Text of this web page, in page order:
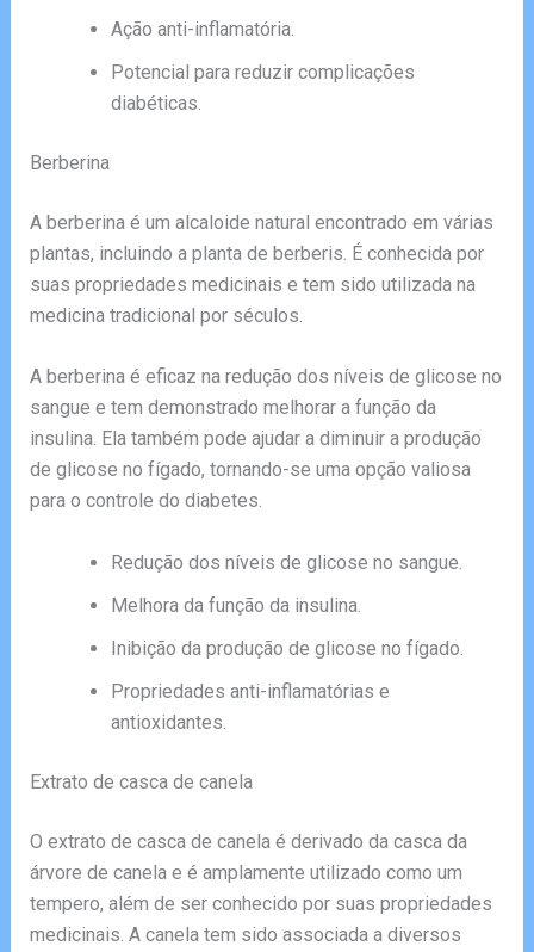
Ação anti-inflamatória.
Potencial para reduzir complicações
diabéticas.
Berberina
A berberina é um alcaloide natural encontrado em várias
plantas, incluindo a planta de berberis. É conhecida por
suas propriedades medicinais e tem sido utilizada na
medicina tradicional por séculos.
A berberina é eficaz na redução dos níveis de glicose no
sangue e tem demonstrado melhorar a função da
insulina. Ela também pode ajudar a diminuir a produção
de glicose no fígado, tornando-se uma opção valiosa
para o controle do diabetes.
Redução dos níveis de glicose no sangue.
Melhora da função da insulina.
Inibição da produção de glicose no fígado.
Propriedades anti-inflamatórias e
antioxidantes.
Extrato de casca de canela
O extrato de casca de canela é derivado da casca da
árvore de canela e é amplamente utilizado como um
tempero, além de ser conhecido por suas propriedades
medicinais. A canela tem sido associada a diversos